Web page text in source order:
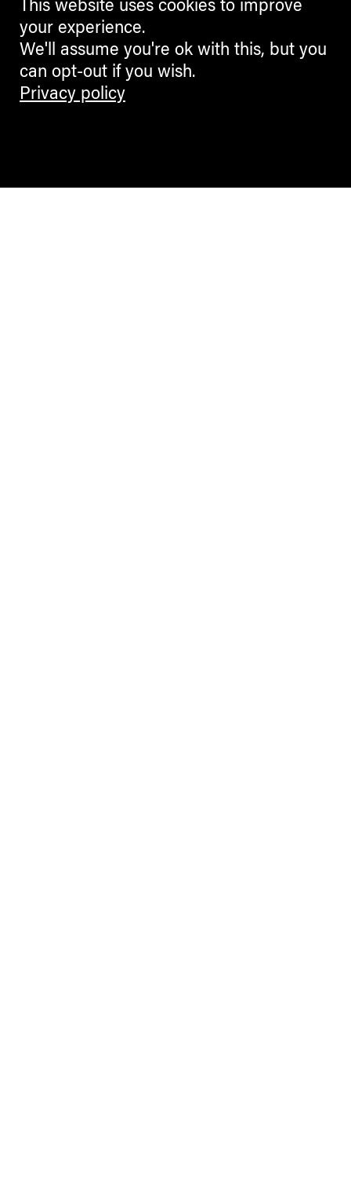
This website uses cookies to improve
your experience.
We'll assume you're ok with this, but you
can opt-out if you wish.
Privacy policy